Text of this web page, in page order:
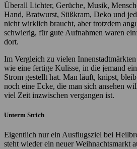
Überall Lichter, Gerüche, Musik,
Hand, Bratwurst, Süßkram, Deko und
nicht wirklich braucht, aber trotzdem
schwierig, für gute Aufnahmen waren
dort.
Im Vergleich zu vielen
wie eine fertige Kulisse, in die jemand
Strom gestellt hat. Man läuft, knipst,
noch eine Ecke, die man sich ansehen
viel Zeit inzwischen vergangen ist.
Unterm Strich
Eigentlich nur ein Ausflugsziel bei
steht wieder ein neuer Weihnachtsmarkt